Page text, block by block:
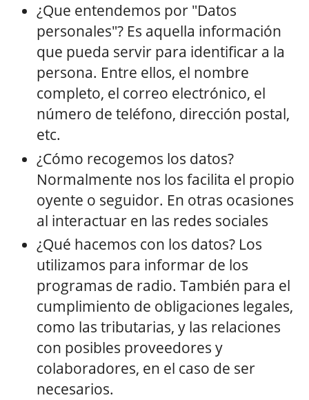
¿Que entendemos por "Datos
personales"? Es aquella información
que pueda servir para identificar a la
persona. Entre ellos, el nombre
completo, el correo electrónico, el
número de teléfono, dirección postal,
etc.
¿Cómo recogemos los datos?
Normalmente nos los facilita el propio
oyente o seguidor. En otras ocasiones
al interactuar en las redes sociales
¿Qué hacemos con los datos? Los
utilizamos para informar de los
programas de radio. También para el
cumplimiento de obligaciones legales,
como las tributarias, y las relaciones
con posibles proveedores y
colaboradores, en el caso de ser
necesarios.